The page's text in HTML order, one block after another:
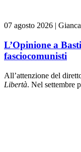
07 agosto 2026 |
L’Opinione a
fasciocomunisti
All’attenzione del
Libertà. Nel settembre